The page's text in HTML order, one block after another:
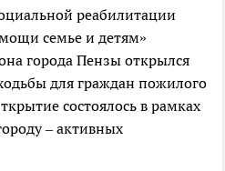
реабилитации
семье и детям»
города Пензы открылся
для граждан пожилого
состоялось в рамках
– активных